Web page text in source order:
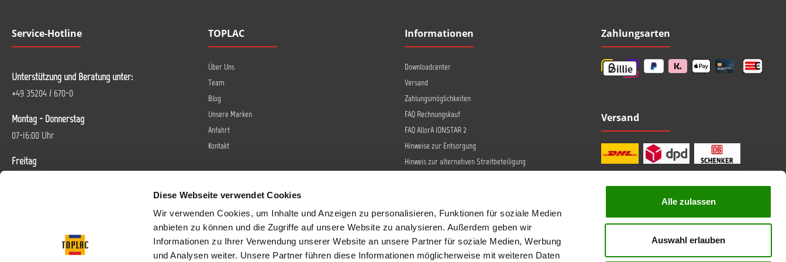
Diese Webseite verwendet Cookies
Wir verwenden Cookies, um Inhalte und Anzeigen zu personalisieren, Funktionen für soziale Medien
anbieten zu können und die Zugriffe auf unsere Website zu analysieren. Außerdem geben wir
Informationen zu Ihrer Verwendung unserer Website an unsere Partner für soziale Medien, Werbung
und Analysen weiter. Unsere Partner führen diese Informationen möglicherweise mit weiteren Daten
Alle zulassen
Auswahl erlauben
gewährleisten. Aufgrund der
besseren
größeren Flächen gezielt
eingesetzt werden. Zur
Verarbeitung beachten Sie
Verarbeitung Glasurit Reihe
90 Farbton: farblos Inhalt: 5L
Service-Hotline
Unterstützung und Beratung unter:
+49 35204 / 670-0
Montag - Donnerstag
07-16:00 Uhr
Freitag
Vertrag widerrufen
TOPLAC
Über Uns
Team
Blog
Unsere Marken
Anfahrt
Kontakt
Informationen
Downloadcenter
Versand
Zahlungsmöglichkeiten
FAQ Rechnungskauf
FAQ AllorA IONSTAR 2
Hinweise zur Entsorgung
Hinweis zur alternativen Streitbeteiligung
Barrierefreiheit
Datenschutz
AGB
Impressum
Zahlungsarten
Versand
professionelle Beratung
Top Marken
sichere Bezahlung